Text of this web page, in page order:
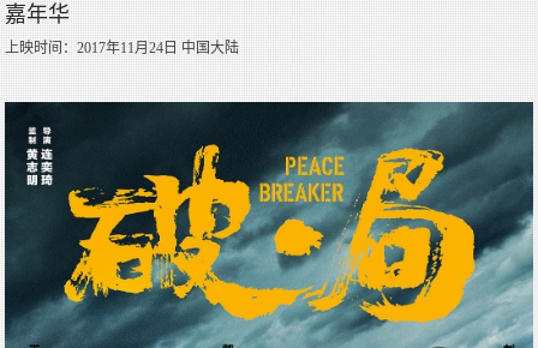
嘉年华
上映时间：2017年11月24日 中国大陆